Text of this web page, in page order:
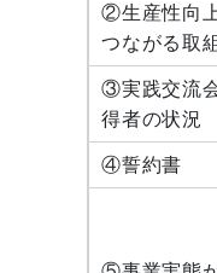
②生産性向
つながる取組
③実践交流
得者の状況
④誓約書